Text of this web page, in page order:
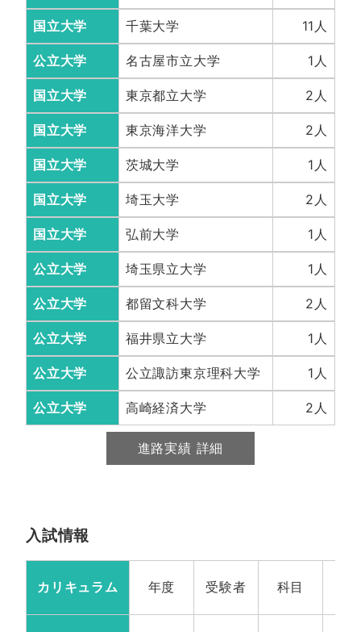
国立大学 千葉大学 11人
公立大学 名古屋市立大学 1人
国立大学 東京都立大学 2人
国立大学 東京海洋大学 2人
国立大学 茨城大学 1人
国立大学 埼玉大学 2人
国立大学 弘前大学 1人
公立大学 埼玉県立大学 1人
公立大学 都留文科大学 2人
公立大学 福井県立大学 1人
公立大学 公立諏訪東京理科大学 1人
公立大学 高崎経済大学 2人
進路実績 詳細
入試情報
カリキュラム 年度 受験者 科目